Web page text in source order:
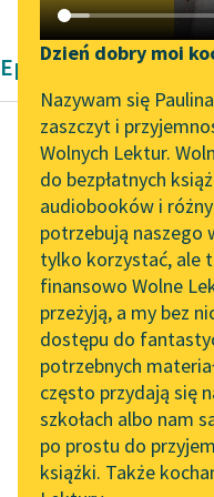
Katalog DAISY
Podkasty o książkach
Aktualności
„Prokurator Alicja Horn”
do słuchania
Byliśmy częścią AI Impact
Lab
Zapraszamy na spotkanie
online z tłumaczkami
literatury skandynawskiej
Spotkanie z Katarzyną
Tunkiel w Oslo
102. lata temu zmarł
Joseph Conrad
Dzień dobry moi
Nazywam się
zaszczyt i
Wolnych Lektur.
do bezpłatnych
audiobooków i
potrzebują naszego
tylko korzystać, ale
finansowo Wolne
przeżyją, a my bez
dostępu do
potrzebnych
często przydają się
szkołach albo nam
po prostu do
książki. Także
Epika Henryka